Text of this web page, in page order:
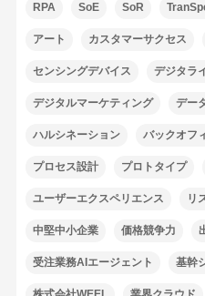
RPA SoE SoR
アート カスタマーサクセス
センシングデバイス デジタラ
デジタルマーケティング デー
ハルシネーション バックオフ
プロセス設計 プロトタイプ
ユーザーエクスペリエンス リ
中堅中小企業 価格競争力
受注業務AIエージェント 基幹